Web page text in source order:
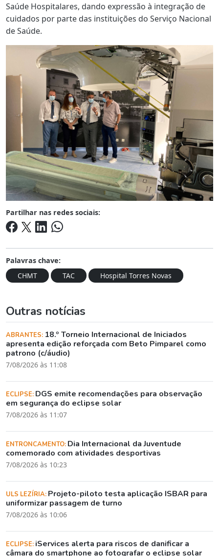
Saúde Hospitalares, dando expressão à integração de
cuidados por parte das instituições do Serviço Nacional
de Saúde.
Partilhar nas redes sociais:
Palavras chave:
CHMT
TAC Hospital Torres Novas
Outras notícias
ABRANTES: 18.º Torneio Internacional de Iniciados
apresenta edição reforçada com Beto Pimparel como
patrono (c/áudio)
7/08/2026 às 11:08
ECLIPSE: DGS emite recomendações para observação
em segurança do eclipse solar
7/08/2026 às 11:07
ENTRONCAMENTO: Dia Internacional da Juventude
comemorado com atividades desportivas
7/08/2026 às 10:23
ULS LEZÍRIA: Projeto-piloto testa aplicação ISBAR para
uniformizar passagem de turno
7/08/2026 às 10:06
ECLIPSE: iServices alerta para riscos de danificar a
câmara do smartphone ao fotografar o eclipse solar